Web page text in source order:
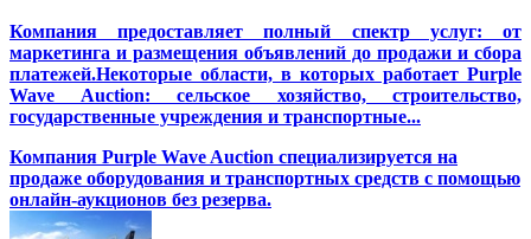
Компания предоставляет полный спектр услуг: от
маркетинга и размещения объявлений до продажи и сбора
платежей.Некоторые области, в которых работает Purple
Wave Auction: сельское хозяйство, строительство,
государственные учреждения и транспортные...
Компания Purple Wave Auction специализируется на
продаже оборудования и транспортных средств с помощью
онлайн-аукционов без резерва.